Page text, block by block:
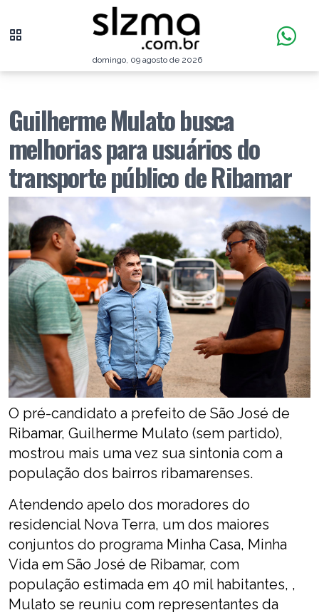
domingo, 09 agosto de 2026
Guilherme Mulato busca
melhorias para usuários do
transporte público de Ribamar
O pré-candidato a prefeito de São José de
Ribamar, Guilherme Mulato (sem partido),
mostrou mais uma vez sua sintonia com a
população dos bairros ribamarenses.
Atendendo apelo dos moradores do
residencial Nova Terra, um dos maiores
conjuntos do programa Minha Casa, Minha
Vida em São José de Ribamar, com
população estimada em 40 mil habitantes, ,
Mulato se reuniu com representantes da